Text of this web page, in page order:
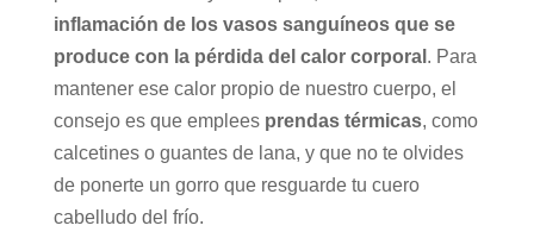
inflamación de los vasos sanguíneos que se
produce con la pérdida del calor corporal . Para
mantener ese calor propio de nuestro cuerpo, el
consejo es que emplees prendas térmicas, como
calcetines o guantes de lana, y que no te olvides
de ponerte un gorro que resguarde tu cuero
cabelludo del frío.